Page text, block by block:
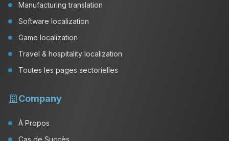
Manufacturing translation
Software localization
Game localization
Travel & hospitality localization
Toutes les pages sectorielles
Company
À Propos
Cas de Succès